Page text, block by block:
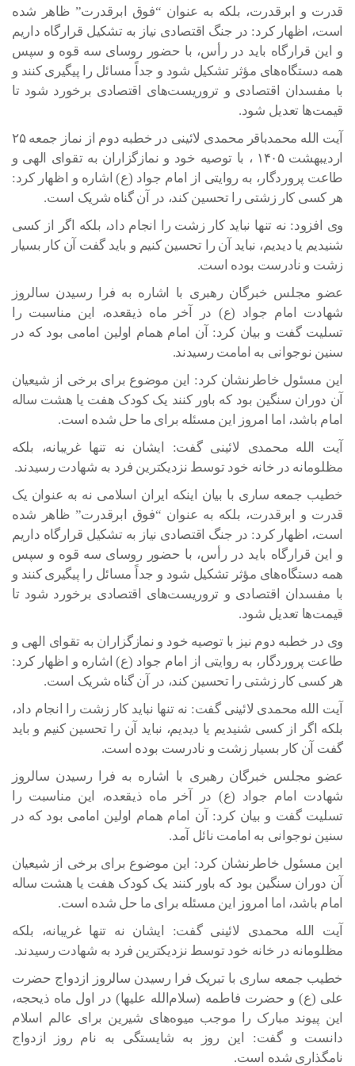
قدرت و ابرقدرت، بلکه به عنوان “فوق ابرقدرت” ظاهر شده
است، اظهار کرد: در جنگ اقتصادی نیاز به تشکیل قرارگاه داریم
و این قرارگاه باید در رأس، با حضور روسای سه قوه و سپس
همه دستگاه‌های مؤثر تشکیل شود و جداً مسائل را پیگیری کنند و
با مفسدان اقتصادی و تروریست‌های اقتصادی برخورد شود تا
قیمت‌ها تعدیل شود.
آیت الله محمدباقر محمدی لائینی در خطبه دوم از نماز جمعه ۲۵
اردیبهشت ۱۴۰۵ ، با توصیه خود و نمازگزاران به تقوای الهی و
طاعت پروردگار، به روایتی از امام جواد (ع) اشاره و اظهار کرد:
هر کسی کار زشتی را تحسین کند، در آن گناه شریک است.
وی افزود: نه تنها نباید کار زشت را انجام داد، بلکه اگر از کسی
شنیدیم یا دیدیم، نباید آن را تحسین کنیم و باید گفت آن کار بسیار
زشت و نادرست بوده است.
عضو مجلس خبرگان رهبری با اشاره به فرا رسیدن سالروز
شهادت امام جواد (ع) در آخر ماه ذیقعده، این مناسبت را
تسلیت گفت و بیان کرد: آن امام همام اولین امامی بود که در
سنین نوجوانی به امامت رسیدند.
این مسئول خاطرنشان کرد: این موضوع برای برخی از شیعیان
آن دوران سنگین بود که باور کنند یک کودک هفت یا هشت ساله
امام باشد، اما امروز این مسئله برای ما حل شده است.
آیت الله محمدی لائینی گفت: ایشان نه تنها غریبانه، بلکه
مظلومانه در خانه خود توسط نزدیکترین فرد به شهادت رسیدند.
خطیب جمعه ساری با بیان اینکه ایران اسلامی نه به عنوان یک
قدرت و ابرقدرت، بلکه به عنوان “فوق ابرقدرت” ظاهر شده
است، اظهار کرد: در جنگ اقتصادی نیاز به تشکیل قرارگاه داریم
و این قرارگاه باید در رأس، با حضور روسای سه قوه و سپس
همه دستگاه‌های مؤثر تشکیل شود و جداً مسائل را پیگیری کنند و
با مفسدان اقتصادی و تروریست‌های اقتصادی برخورد شود تا
قیمت‌ها تعدیل شود.
وی در خطبه دوم نیز با توصیه خود و نمازگزاران به تقوای الهی و
طاعت پروردگار، به روایتی از امام جواد (ع) اشاره و اظهار کرد:
هر کسی کار زشتی را تحسین کند، در آن گناه شریک است.
آیت الله محمدی لائینی گفت: نه تنها نباید کار زشت را انجام داد،
بلکه اگر از کسی شنیدیم یا دیدیم، نباید آن را تحسین کنیم و باید
گفت آن کار بسیار زشت و نادرست بوده است.
عضو مجلس خبرگان رهبری با اشاره به فرا رسیدن سالروز
شهادت امام جواد (ع) در آخر ماه ذیقعده، این مناسبت را
تسلیت گفت و بیان کرد: آن امام همام اولین امامی بود که در
سنین نوجوانی به امامت نائل آمد.
این مسئول خاطرنشان کرد: این موضوع برای برخی از شیعیان
آن دوران سنگین بود که باور کنند یک کودک هفت یا هشت ساله
امام باشد، اما امروز این مسئله برای ما حل شده است.
آیت الله محمدی لائینی گفت: ایشان نه تنها غریبانه، بلکه
مظلومانه در خانه خود توسط نزدیکترین فرد به شهادت رسیدند.
خطیب جمعه ساری با تبریک فرا رسیدن سالروز ازدواج حضرت
علی (ع) و حضرت فاطمه (سلام‌الله علیها) در اول ماه ذیحجه،
این پیوند مبارک را موجب میوه‌های شیرین برای عالم اسلام
دانست و گفت: این روز به شایستگی به نام روز ازدواج
نامگذاری شده است.